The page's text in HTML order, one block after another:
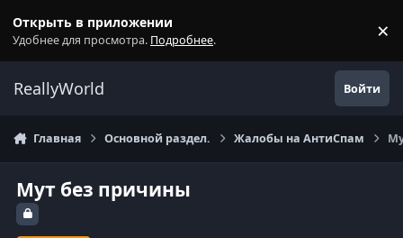
Открыть в приложении
Удобнее для просмотра. Подробнее. ×
ReallyWorld Войти
Главная Основной раздел. Жалобы на АнтиСпам
Мут без причины